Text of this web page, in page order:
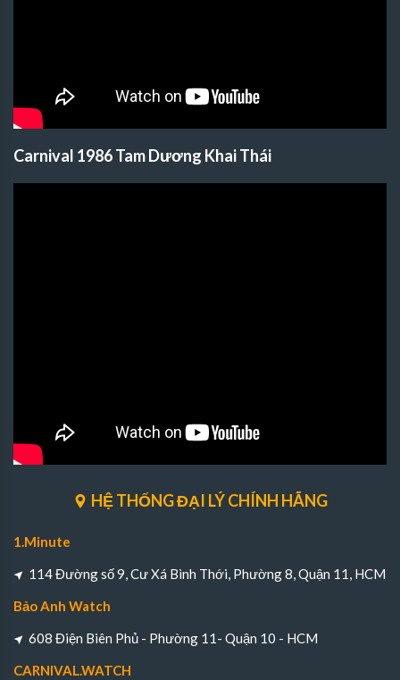
Carnival 1986 Tam Dương Khai Thái
HỆ THỐNG ĐẠI LÝ CHÍNH HÃNG
1.Minute
114 Đường số 9, Cư Xá Bình Thới, Phường 8, Quận 11, HCM
Bảo Anh Watch
608 Điện Biên Phủ - Phường 11- Quận 10 - HCM
CARNIVAL.WATCH